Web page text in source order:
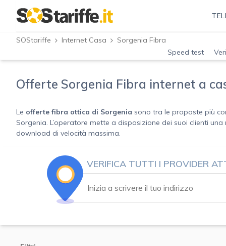
SOStariffe Internet Casa
Sorgenia Fibra
Speed test
Offerte Sorgenia Fibra internet a
Le offerte fibra ottica di Sorgenia sono tra le proposte più
Sorgenia. L’operatore mette a disposizione dei suoi clienti una
download di velocità massima.
VERIFICA TUTTI I PROVIDER